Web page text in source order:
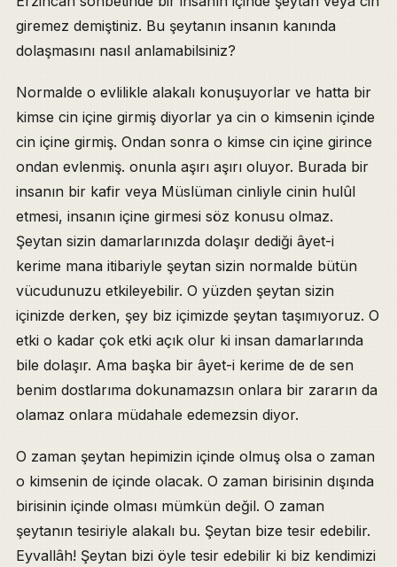
giremez demiştiniz. Bu şeytanın insanın kanında
dolaşmasını nasıl anlamabilsiniz?
Normalde o evlilikle alakalı konuşuyorlar ve hatta bir
kimse cin içine girmiş diyorlar ya cin o kimsenin içinde
cin içine girmiş. Ondan sonra o kimse cin içine girince
ondan evlenmiş. onunla aşırı aşırı oluyor. Burada bir
insanın bir kafir veya Müslüman cinliyle cinin hulûl
etmesi, insanın içine girmesi söz konusu olmaz.
Şeytan sizin damarlarınızda dolaşır dediği âyet-i
kerime mana itibariyle şeytan sizin normalde bütün
vücudunuzu etkileyebilir. O yüzden şeytan sizin
içinizde derken, şey biz içimizde şeytan taşımıyoruz. O
etki o kadar çok etki açık olur ki insan damarlarında
bile dolaşır. Ama başka bir âyet-i kerime de de sen
benim dostlarıma dokunamazsın onlara bir zararın da
olamaz onlara müdahale edemezsin diyor.
O zaman şeytan hepimizin içinde olmuş olsa o zaman
o kimsenin de içinde olacak. O zaman birisinin dışında
birisinin içinde olması mümkün değil. O zaman
şeytanın tesiriyle alakalı bu. Şeytan bize tesir edebilir.
Eyvallâh! Şeytan bizi öyle tesir edebilir ki biz kendimizi